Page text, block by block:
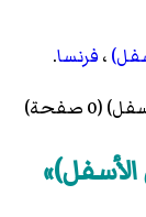
،فرنسا.
(0 صفحة)
الأسفل)»